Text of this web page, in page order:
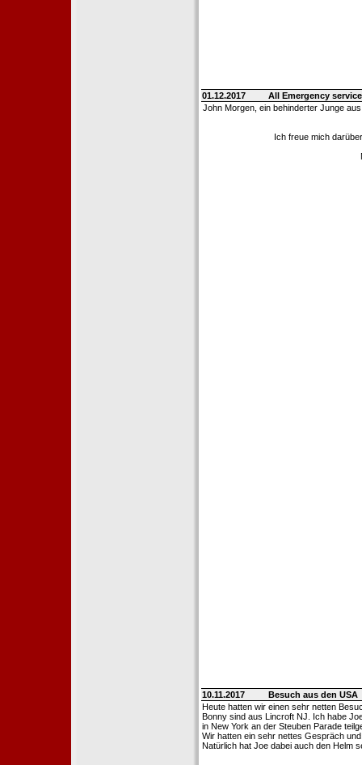
01.12.2017
All Emergency
John Morgen, ein behinderter Junge
Ich freue mich
10.11.2017
Besuch aus den USA
Heute hatten wir einen sehr netten
Bonny sind aus Lincroft NJ. Ich habe
in New York an der Steuben Parade
Wir hatten ein sehr nettes Gespräch
Natürlich hat Joe dabei auch den Helm